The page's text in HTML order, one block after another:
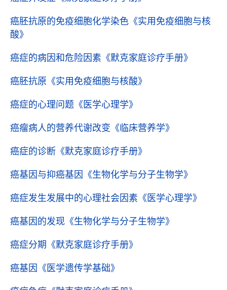
癌胚抗原的免疫细胞化学染色 《实用免疫细胞与核
酸》
癌症的病因和危险因素 《默克家庭诊疗手册》
癌胚抗原 《实用免疫细胞与核酸》
癌症的心理问题 《医学心理学》
癌瘤病人的营养代谢改变 《临床营养学》
癌症的诊断 《默克家庭诊疗手册》
癌基因与抑癌基因 《生物化学与分子生物学》
癌症发生发展中的心理社会因素 《医学心理学》
癌基因的发现 《生物化学与分子生物学》
癌症分期 《默克家庭诊疗手册》
癌基因 《医学遗传学基础》